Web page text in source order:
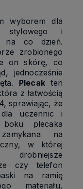
wyborem dla
stylowego i
na co dzień.
zrobionego
on skórę, co
jednocześnie
Plecak ten
z łatwością
sprawiając, że
dla uczennic i
plecaka
na
w której
drobniejsze
czy telefon
na ramię
materiału,